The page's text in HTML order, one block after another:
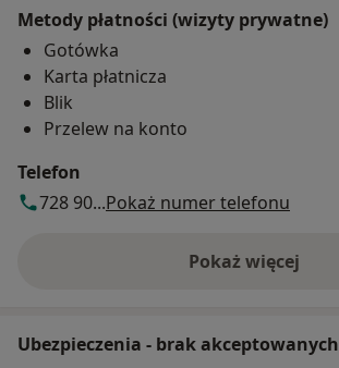
Metody płatności (wizyty prywatne)
Gotówka
Karta płatnicza
Blik
Przelew na konto
Telefon
728 90...Pokaż numer telefonu
Pokaż więcej
o adresie
Ubezpieczenia - brak akceptowanych